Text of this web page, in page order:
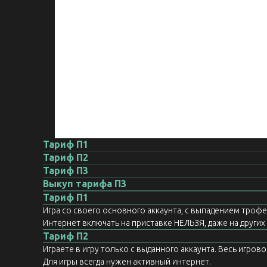
Тариф П1
Тариф П2
Тариф П3
Выкуп тарифа П3
Тариф П1
Игра со своего основного аккаунта, с выпадением
Интернет включать на приставке НЕЛЬЗЯ, даже на
Тариф П2
Играете в игру только с выданного аккаунта. Весь
Для игры всегда нужен активный интернет.